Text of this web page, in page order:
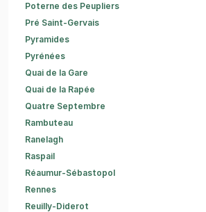
Poterne des Peupliers
Pré Saint-Gervais
Pyramides
Pyrénées
Quai de la Gare
Quai de la Rapée
Quatre Septembre
Rambuteau
Ranelagh
Raspail
Réaumur-Sébastopol
Rennes
Reuilly-Diderot